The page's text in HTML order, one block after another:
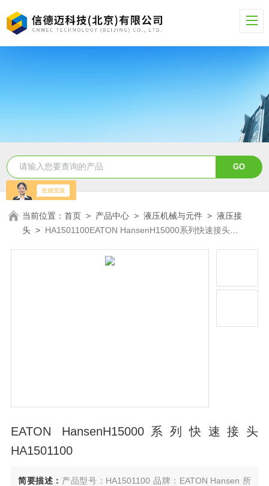
当前位置：首页 > 产品中心 >液压机械与元件 >液压接
头 > HA1501100EATON HansenH15000系列快速接头
EATON HansenH15000系列快速接头
HA1501100
简要描述： 产品型号：HA1501100 品牌：EATON Hansen 所